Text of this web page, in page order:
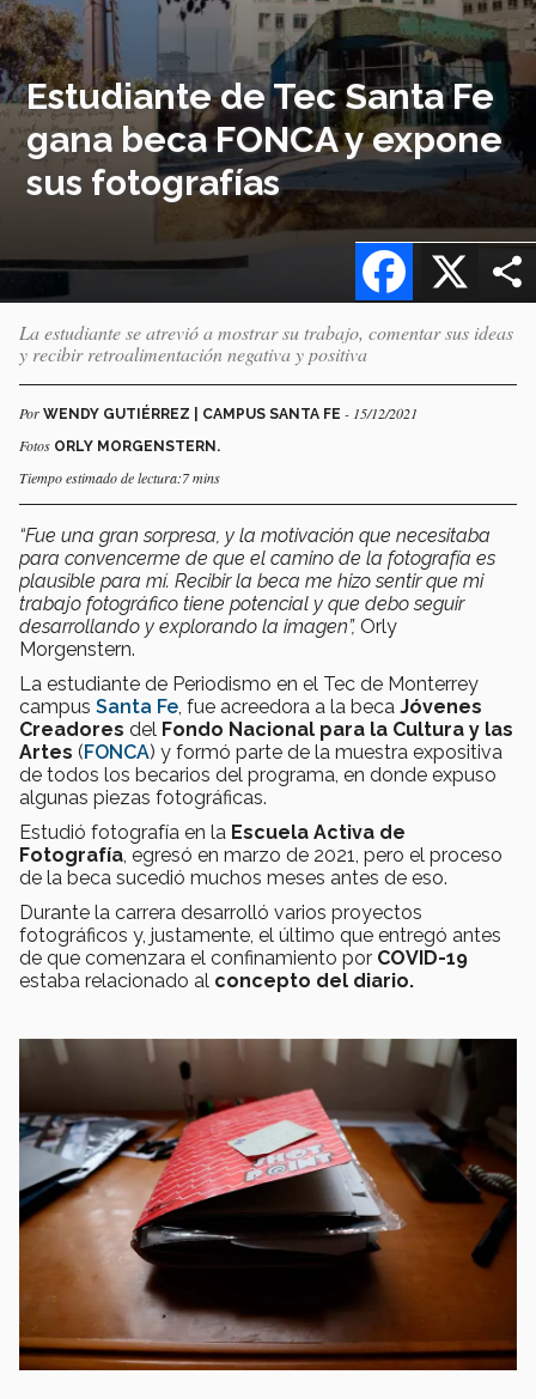
Estudiante de Tec Santa Fe
gana beca FONCA y expone
sus fotografías
X
Facebook
La estudiante se atrevió a mostrar su trabajo, comentar sus ideas
y recibir retroalimentación negativa y positiva
Por WENDY GUTIÉRREZ | CAMPUS SANTA FE - 15/12/2021
Fotos ORLY MORGENSTERN.
Tiempo estimado de lectura:7 mins
“Fue una gran sorpresa, y la motivación que necesitaba
para convencerme de que el camino de la fotografía es
plausible para mí. Recibir la beca me hizo sentir que mi
trabajo fotográfico tiene potencial y que debo seguir
desarrollando y explorando la imagen”, Orly
Morgenstern.
La estudiante de Periodismo en el Tec de Monterrey
campus Santa Fe , fue acreedora a la beca Jóvenes
Creadores del Fondo Nacional para la Cultura y las
Artes (FONCA) y formó parte de la muestra expositiva
de todos los becarios del programa, en donde expuso
algunas piezas fotográficas.
Estudió fotografía en la Escuela Activa de
Fotografía , egresó en marzo de 2021, pero el proceso
de la beca sucedió muchos meses antes de eso.
Durante la carrera desarrolló varios proyectos
fotográficos y, justamente, el último que entregó antes
de que comenzara el confinamiento por COVID-19
estaba relacionado al concepto del diario.